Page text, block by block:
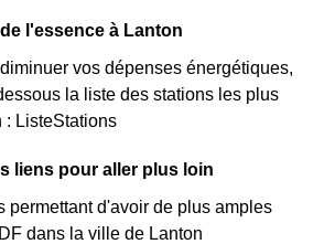
l'essence à Lanton
vos dépenses énergétiques,
la liste des stations les plus
: ListeStations
liens pour aller plus loin
permettant d'avoir de plus amples
dans la ville de Lanton